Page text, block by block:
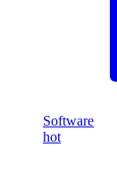
Software
hot